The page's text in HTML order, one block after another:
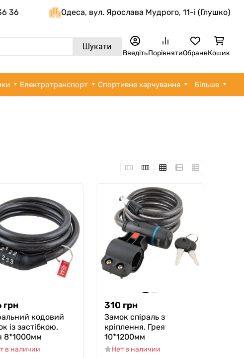
36 Одеса, вул. Ярослава Мудрого, 11-i (Глушко)
Шукати
ВведітьПорівнятиОбранеКошик
Електротранспорт Спортивне харчування Більше
грн
кодовий
із застібкою.
8*1000мм
в наличии
310 грн
Замок спіраль з
кріплення. Грея
10*1200мм
Нет в наличии